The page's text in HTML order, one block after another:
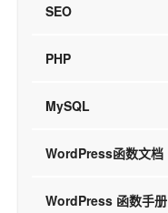
SEO
PHP
MySQL
WordPress函数文档
WordPress 函数手册